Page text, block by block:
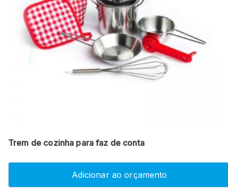
Trem de cozinha para faz de conta
Adicionar ao orçamento